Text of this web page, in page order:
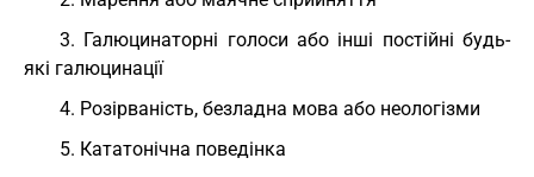
3. Галюцинаторні голоси або інші постійні будь-
які галюцинації
4. Розірваність, безладна мова або неологізми
5. Кататонічна поведінка